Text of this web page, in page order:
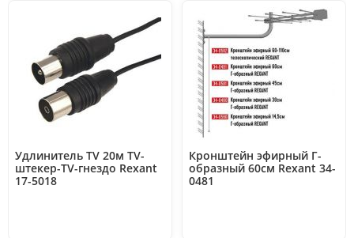
Удлинитель TV 20м TV-
штекер-TV-гнездо Rexant
17-5018
Кронштейн эфирный Г-
образный 60см Rexant 34-
0481